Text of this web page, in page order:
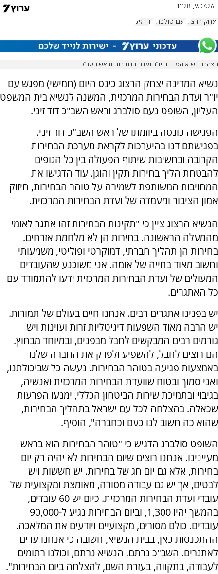
9.07.26, 11:28
יצחק הרצוג נעם סולברג דוד זיני
הצהרת נשיא המדינה,יו״ר ועדת הבחירות וראש השב״כ
נשיא המדינה יצחק הרצוג כינס היום (חמישי) מפגש עם
יו"ר ועדת הבחירות המרכזית, המשנה לנשיא בית המשפט
העליון, השופט נעם סולברג וראש השב"כ דוד זיני.
הפגישה כונסה ביוזמתו של ראש השב"כ דוד זיני.
בפגישתם דנו בהיערכות לקראת מערכת הבחירות
הקרובה ובחשיבות שיתוף הפעולה בין כל הגופים
להבטחת הליך בחירות תקין והוגן. עוד הדגישו את
המחויבות המשותפת לשמירה על טוהר הבחירות, חיזוק
אמון הציבור ומעמדה של ועדת הבחירות המרכזית.
הנשיא הרצוג ציין כי "תקינות הבחירות זהו אתגר לאומי
מהמעלה הראשונה. בחירות הן לא מלחמת אזרחים.
בחירות הן תהליך חברתי, דמוקרטי ופוליטי, משמעותי
וחשוב מאוד בחייה של אומה. אני משוכנע שהעובדים
המעולים של ועדת הבחירות המרכזית ידעו להתמודד עם
כל האתגרים.
יש בפנינו אתגרים רבים. אנחנו חיים בעולם של תמורות.
יש הרבה מאוד השפעות דיגיטליות זרות ועוינות ויש
גורמים רבים המבקשים לחבל מבפנים, ובמיוחד מבחוץ.
הם רוצים לחבל, להשפיע ולפרק את החברה שלנו
באמצעות פגיעה בטוהר הבחירות. נעשה כל שביכולתנו,
ואני סמוך ובטוח שוועדת הבחירות המרכזית ואנשיה,
בגיבוי ובתמיכת שירות הביטחון הכללי, ימנעו הפרעות
שכאלה. בהצלחה לכל עם ישראל בתהליך הבחירות,
שהוא כה חשוב לנו כעם וכחברה", הוסיף.
השופט סולברג הדגיש כי "טוהר הבחירות הוא בראש
מעיינינו. אנחנו רוצים שיום הבחירות לא יהיה רק יום
בחירות, אלא גם יום חג של בחירות. יש חששות ויש
לבטים, אך יש גם עבודה מסורה, מאומצת ומקצועית של
עובדי ועדת הבחירות המרכזית. כיום יש 60 עובדים,
בהמשך יהיו 1,300, וביום הבחירות נגיע ל-90,000
עובדים. כולם מסורים, מקצועיים ויודעים את המלאכה.
ההתכנסות כאן, בבית הנשיא, חשובה כי אנחנו ערים
לאתגרים. השב"כ נרתם, הנשיא נרתם, וכולנו רתומים
לעבודה, בתקווה, בעזרת השם, להצלחה ביום הבחירות".